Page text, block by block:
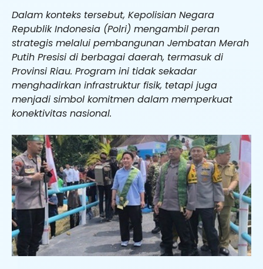
Dalam konteks tersebut, Kepolisian Negara
Republik Indonesia (Polri) mengambil peran
strategis melalui pembangunan Jembatan Merah
Putih Presisi di berbagai daerah, termasuk di
Provinsi Riau. Program ini tidak sekadar
menghadirkan infrastruktur fisik, tetapi juga
menjadi simbol komitmen dalam memperkuat
konektivitas nasional.